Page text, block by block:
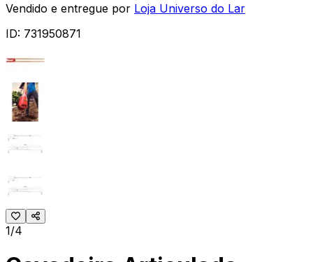
Vendido e entregue por Loja Universo do Lar
ID: 731950871
1/4